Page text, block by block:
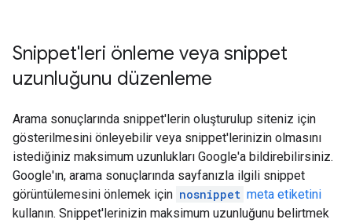
Snippet'leri önleme veya snippet
uzunluğunu düzenleme
Arama sonuçlarında snippet'lerin oluşturulup siteniz için
gösterilmesini önleyebilir veya snippet'lerinizin olmasını
istediğiniz maksimum uzunlukları Google'a bildirebilirsiniz.
Google'ın, arama sonuçlarında sayfanızla ilgili snippet
görüntülemesini önlemek için nosnippet meta etiketini
kullanın. Snippet'lerinizin maksimum uzunluğunu belirtmek